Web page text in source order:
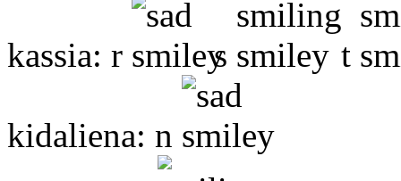
kassia: r s t
kidaliena: n